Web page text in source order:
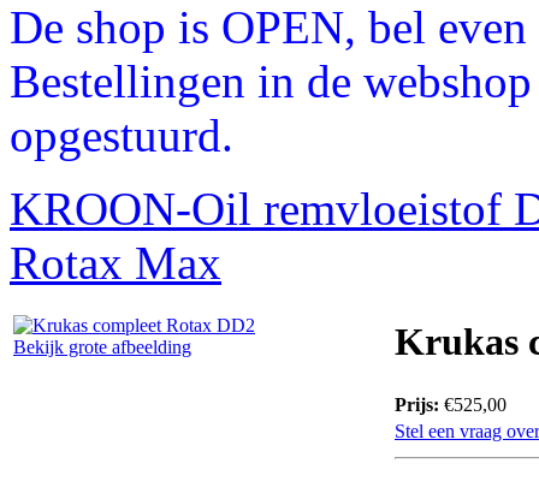
De shop is OPEN, bel
Bestellingen in de
opgestuurd.
KROON-Oil remvloeistof
Rotax Max
Bekijk grote afbeelding Krukas
Prijs: €525,00
Stel een vraag